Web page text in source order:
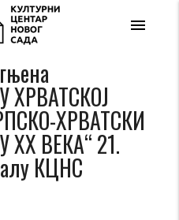
menu
ХРВАТСКОЈ
ХРВАТСКИ
ВЕКА“ 21.
КЦНС